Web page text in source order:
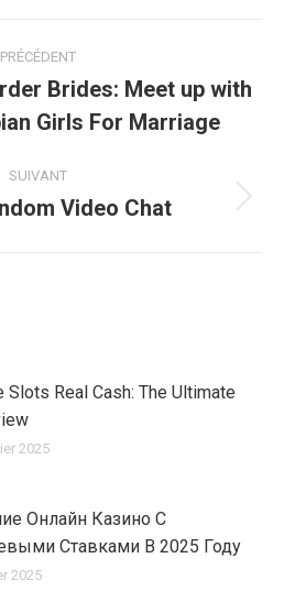
PRÉCÉDENT
précédent
Brides: Meet up with
Girls For Marriage
SUIVANT
ArticleVideo Chat
Slots Real Cash: The Ultimate
2025
Онлайн Казино С
Ставками В 2025 Году
2025